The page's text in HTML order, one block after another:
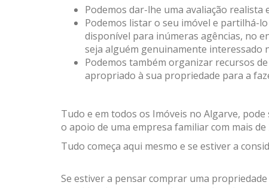
Podemos dar-lhe uma avaliação realista
Podemos listar o seu imóvel e partilhá-
disponível para inúmeras agências, no
seja alguém genuinamente interessado
Podemos também organizar recursos
apropriado à sua propriedade para a
Tudo e em todos os Imóveis no Algarve,
o apoio de uma empresa familiar com mais
Tudo começa aqui mesmo e se estiver a
Se estiver a pensar comprar uma